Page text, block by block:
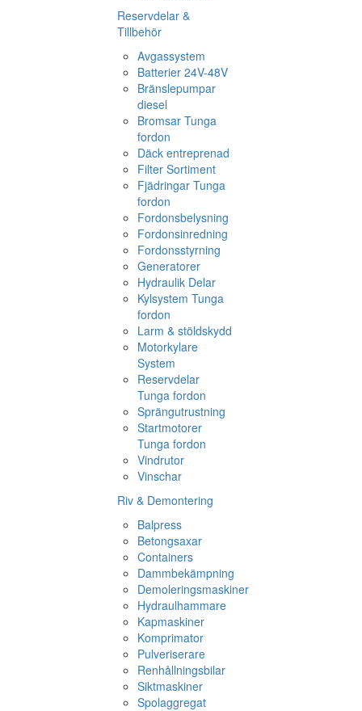
Reservdelar &
Tillbehör
Avgassystem
Batterier 24V-48V
Bränslepumpar
diesel
Bromsar Tunga
fordon
Däck entreprenad
Filter Sortiment
Fjädringar Tunga
fordon
Fordonsbelysning
Fordonsinredning
Fordonsstyrning
Generatorer
Hydraulik Delar
Kylsystem Tunga
fordon
Larm & stöldskydd
Motorkylare
System
Reservdelar
Tunga fordon
Sprängutrustning
Startmotorer
Tunga fordon
Vindrutor
Vinschar
Riv & Demontering
Balpress
Betongsaxar
Containers
Dammbekämpning
Demoleringsmaskiner
Hydraulhammare
Kapmaskiner
Komprimator
Pulveriserare
Renhållningsbilar
Siktmaskiner
Spolaggregat